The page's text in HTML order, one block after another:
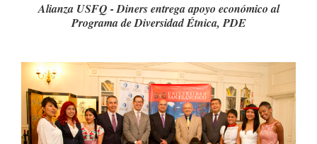
Alianza USFQ - Diners entrega apoyo económico al
Programa de Diversidad Étnica, PDE